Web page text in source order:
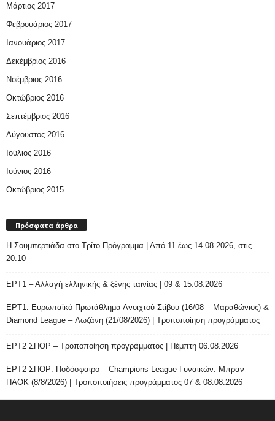
Μάρτιος 2017
Φεβρουάριος 2017
Ιανουάριος 2017
Δεκέμβριος 2016
Νοέμβριος 2016
Οκτώβριος 2016
Σεπτέμβριος 2016
Αύγουστος 2016
Ιούλιος 2016
Ιούνιος 2016
Οκτώβριος 2015
Πρόσφατα άρθρα
H Σουμπερτιάδα στο Τρίτο Πρόγραμμα | Από 11 έως 14.08.2026, στις
20:10
ΕΡΤ1 – Αλλαγή ελληνικής & ξένης ταινίας | 09 & 15.08.2026
ΕΡΤ1: Ευρωπαϊκό Πρωτάθλημα Ανοιχτού Στίβου (16/08 – Μαραθώνιος) &
Diamond League – Λωζάνη (21/08/2026) | Τροποποίηση προγράμματος
ΕΡΤ2 ΣΠΟΡ – Τροποποίηση προγράμματος | Πέμπτη 06.08.2026
ΕΡΤ2 ΣΠΟΡ: Ποδόσφαιρο – Champions League Γυναικών: Μπραν –
ΠΑΟΚ (8/8/2026) | Τροποποιήσεις προγράμματος 07 & 08.08.2026